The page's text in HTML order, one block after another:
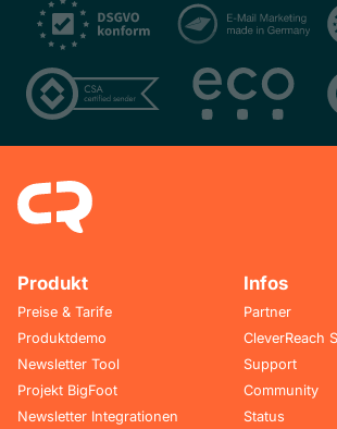
Produkt
Preise & Tarife
Produktdemo
Newsletter Tool
Projekt BigFoot
Newsletter Integrationen
Infos
Partner
CleverReach
Support
Community
Status